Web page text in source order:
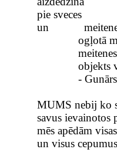
pie sveces
un meitenes
ogļotā
meitenes
objekts
- Gunārs
MUMS nebij ko
savus ievainotos
mēs apēdām
un visus